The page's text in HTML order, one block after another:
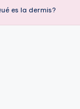
es la dermis?